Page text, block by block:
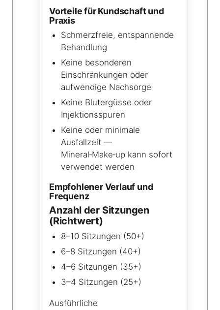
Vorteile für Kundschaft und
Praxis
Schmerzfreie, entspannende
Behandlung
Keine besonderen
Einschränkungen oder
aufwendige Nachsorge
Keine Blutergüsse oder
Injektionsspuren
Keine oder minimale
Ausfallzeit —
Mineral‑Make‑up kann sofort
verwendet werden
Empfohlener Verlauf und
Frequenz
Anzahl der Sitzungen
(Richtwert)
8–10 Sitzungen (50+)
6–8 Sitzungen (40+)
4–6 Sitzungen (35+)
3–4 Sitzungen (25+)
Ausführliche